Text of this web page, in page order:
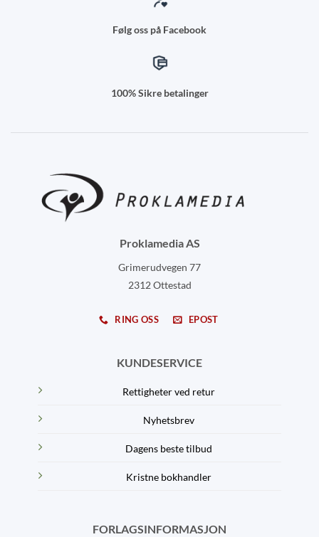
Følg oss på Facebook
100% Sikre betalinger
Proklamedia AS
Grimerudvegen 77
2312 Ottestad
RING OSS EPOST
KUNDESERVICE
Rettigheter ved retur
Nyhetsbrev
Dagens beste tilbud
Kristne bokhandler
FORLAGSINFORMASJON